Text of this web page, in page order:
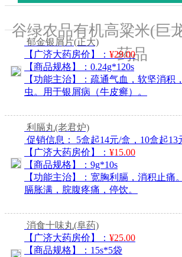
谷绿农品有机高粱米(巨
药品
郁金银屑片(正大)
【广济大药房价】： ¥29.00
【商品规格】： 0.24g*120s
【功能主治】： 疏通气血，软坚消积
虫。用于银屑病（牛皮癣）。
利膈丸(老君炉)
促销信息：
5盒起14元/盒，10盒起13
【广济大药房价】： ¥15.00
【商品规格】： 9g*10s
【功能主治】： 宽胸利膈，消积止痛
膈胀满，脘腹疼痛，停饮。
消食十味丸(阜药)
【广济大药房价】： ¥25.00
【商品规格】： 15s*5袋